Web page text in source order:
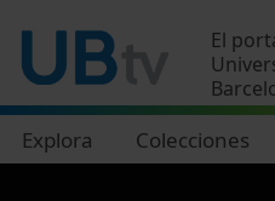
El
Explora Colecciones